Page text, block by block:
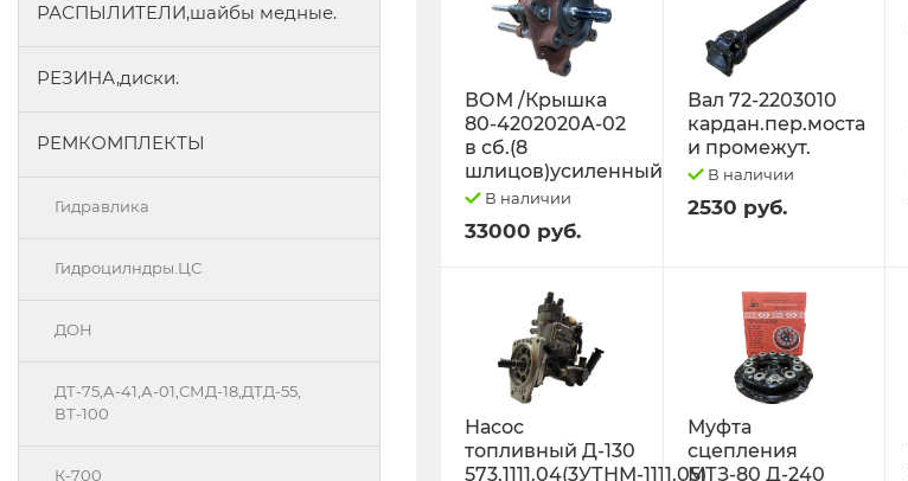
РАСПЫЛИТЕЛИ,шайбы медные.
РЕЗИНА,диски.
РЕМКОМПЛЕКТЫ
Гидравлика
Гидроцилндры.ЦС
ДОН
ДТ-75,А-41,А-01,СМД-18,ДТД-55,
ВТ-100
К-700
ВОМ /Крышка
80-4202020А-02
в сб.(8
шлицов)усиленный
В наличии
33000 руб.
Вал 72-2203010
кардан.пер.моста
и промежут.
В наличии
2530 руб.
Насос
топливный Д-130
573.1111.04(3УТНМ-1111.05)
Муфта
сцепления
МТЗ-80 Д-240